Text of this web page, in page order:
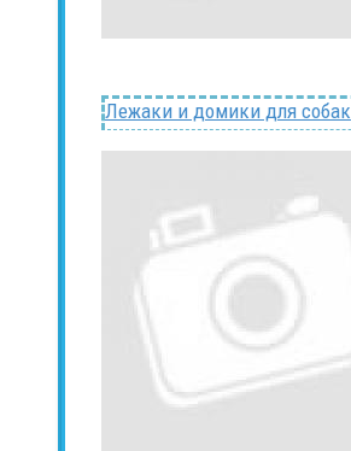
Лежаки и домики для собак